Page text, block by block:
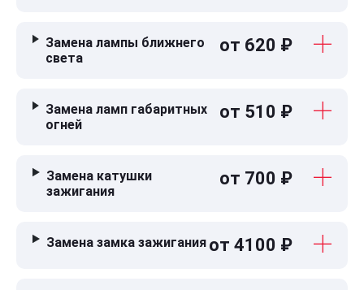
Замена лампы ближнего
света
от 620 ₽
Замена ламп габаритных
огней
от 510 ₽
Замена катушки
зажигания
от 700 ₽
Замена замка зажигания от 4100 ₽